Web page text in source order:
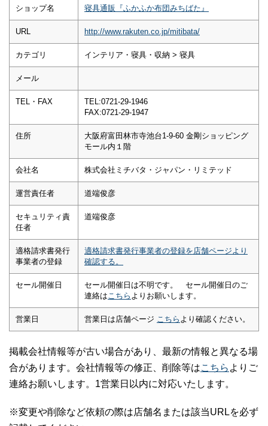
ショップ名 寝具通販『ふかふか布団みちばた』
URL http://www.rakuten.co.jp/mitibata/
カテゴリ インテリア・寝具・収納 > 寝具
メール
TEL・FAX
TEL:0721-29-1946
FAX:0721-29-1947
住所
大阪府富田林市寺池台1-9-60 金剛ショッピング
モール内１階
会社名 株式会社ミチバタ・ジャパン・リミテッド
運営責任者 道端俊彦
セキュリティ責
任者
道端俊彦
適格請求書発行
事業者の登録
適格請求書発行事業者の登録を店舗ページより
確認する。
セール開催日
セール開催日は不明です。 セール開催日のご
連絡は こちら よりお願いします。
営業日 営業日は店舗ページ こちら より確認ください。
掲載会社情報等が古い場合があり、最新の情報と異なる場
合があります。会社情報等の修正、削除等はこちら よりご
連絡お願いします。1営業日以内に対応いたします。
※変更や削除など依頼の際は店舗名または該当URLを必ず